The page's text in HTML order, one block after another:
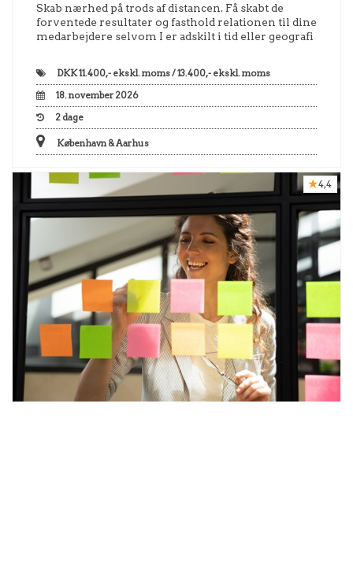
Skab nærhed på trods af distancen. Få skabt de
forventede resultater og fasthold relationen til dine
medarbejdere selvom I er adskilt i tid eller geografi
DKK11.400,- ekskl. moms / 13.400,- ekskl. moms
18. november 2026
2 dage
København & Aarhus
4,4